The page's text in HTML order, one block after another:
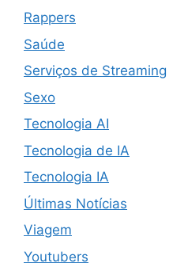
Rappers
Saúde
Serviços de Streaming
Sexo
Tecnologia AI
Tecnologia de IA
Tecnologia IA
Últimas Notícias
Viagem
Youtubers